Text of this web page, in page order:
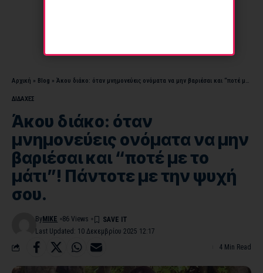
Αρχική » Blog » Άκου διάκο: όταν μνημονεύεις ονόματα να μην βαριέσαι και “ποτέ με το μάτι”! Πάντοτε με την ψυχή σου.
ΔΙΔΑΧΕΣ
Άκου διάκο: όταν
μνημονεύεις ονόματα να μην
βαριέσαι και “ποτέ με το
μάτι”! Πάντοτε με την ψυχή
σου.
Last Updated: 10 Δεκεμβρίου 2025 12:17
By MIKE 86 Views
4 Min Read